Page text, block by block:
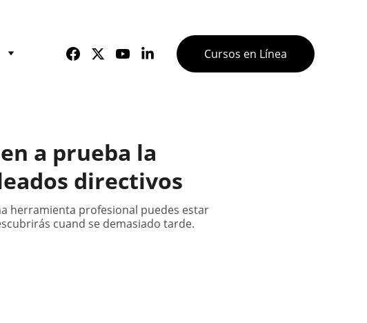
Cursos en Línea
a prueba la
directivos
herramienta profesional puedes estar
cuand se demasiado tarde.